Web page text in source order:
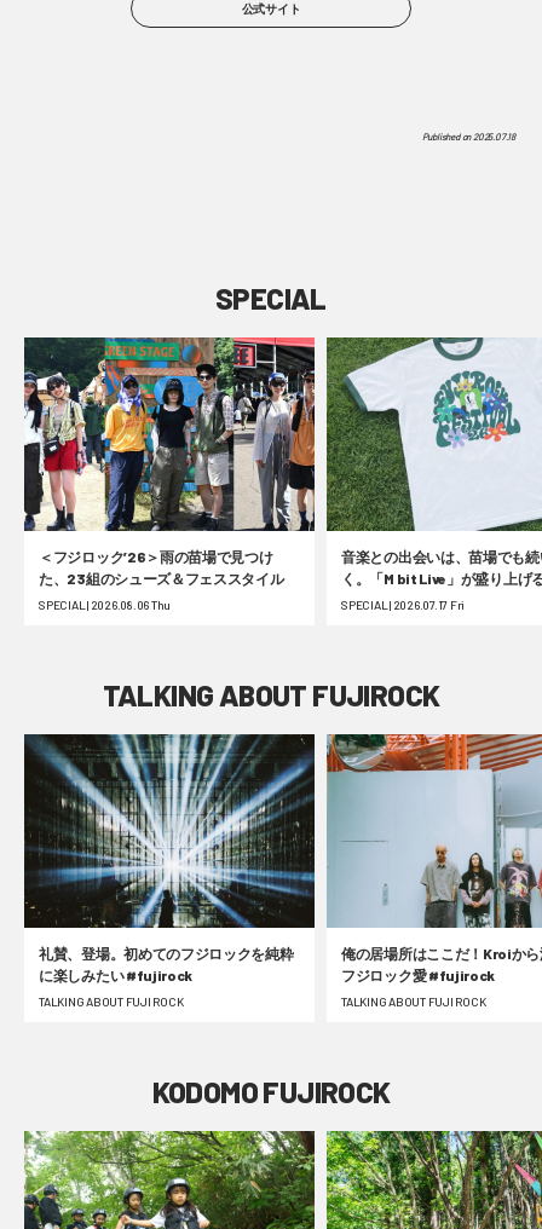
公式サイト
Published on2025.07.18
SPECIAL
＜フジロック’26＞雨の苗場で見つけ
た、23組のシューズ＆フェススタイル
SPECIAL | 2026.08.06 Thu
音楽との出会いは、苗場でも
く。「M bit Live」が盛り上げ
ク’26！ #fujirock
SPECIAL | 2026.07.17 Fri
TALKING ABOUT FUJIROCK
礼賛、登場。初めてのフジロックを純粋
に楽しみたい #fujirock
TALKING ABOUT FUJI ROCK
俺の居場所はここだ！Kroiか
フジロック愛 #fujirock
TALKING ABOUT FUJI ROCK
KODOMO FUJIROCK